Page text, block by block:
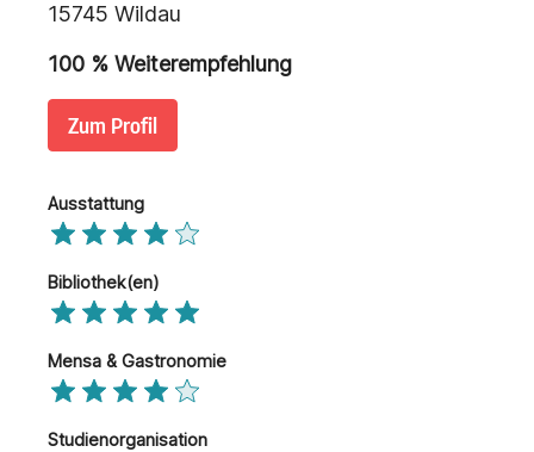
15745 Wildau
100 % Weiterempfehlung
Zum Profil
Ausstattung
Bibliothek(en)
Mensa & Gastronomie
Studienorganisation